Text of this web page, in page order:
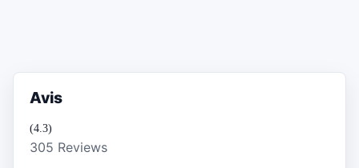
Avis
(4.3)
305 Reviews